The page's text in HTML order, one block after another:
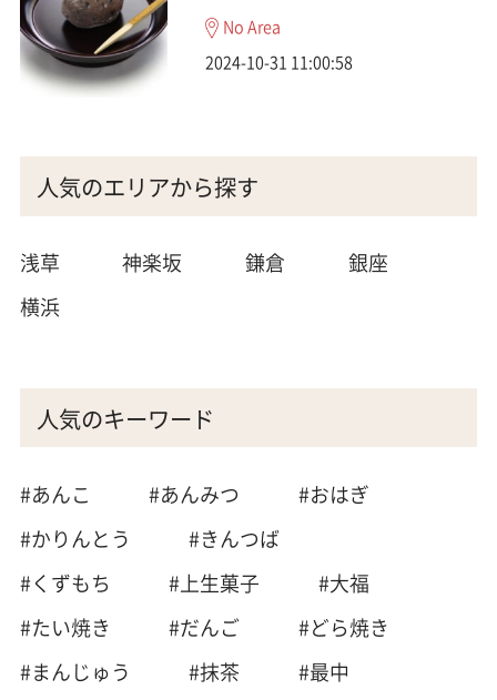
No Area
2024-10-31 11:00:58
人気のエリアから探す
浅草 神楽坂 鎌倉
銀座
横浜
人気のキーワード
#あんこ #あんみつ
#おはぎ
#かりんとう
#きんつば
#くずもち
#上生菓子
#大福
#たい焼き
#だんご
#どら焼き
#まんじゅう
#抹茶
#最中